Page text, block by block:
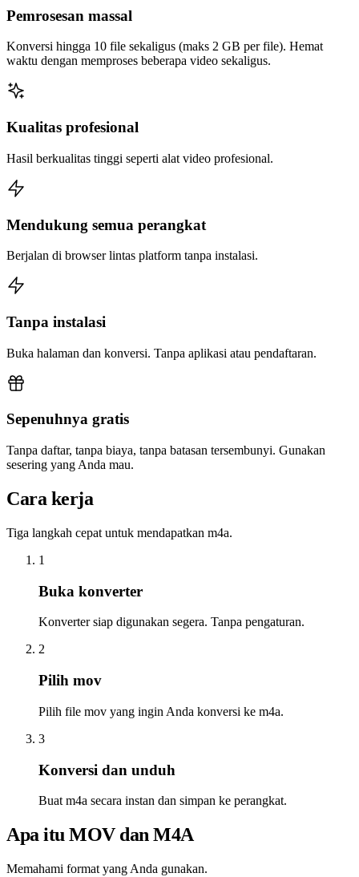
Pemrosesan massal
Konversi hingga 10 file sekaligus (maks 2 GB per file). Hemat
waktu dengan memproses beberapa video sekaligus.
Kualitas profesional
Hasil berkualitas tinggi seperti alat video profesional.
Mendukung semua perangkat
Berjalan di browser lintas platform tanpa instalasi.
Tanpa instalasi
Buka halaman dan konversi. Tanpa aplikasi atau pendaftaran.
Sepenuhnya gratis
Tanpa daftar, tanpa biaya, tanpa batasan tersembunyi. Gunakan
sesering yang Anda mau.
Cara kerja
Tiga langkah cepat untuk mendapatkan m4a.
1
Buka konverter
Konverter siap digunakan segera. Tanpa pengaturan.
2
Pilih mov
Pilih file mov yang ingin Anda konversi ke m4a.
3
Konversi dan unduh
Buat m4a secara instan dan simpan ke perangkat.
Apa itu MOV dan M4A
Memahami format yang Anda gunakan.